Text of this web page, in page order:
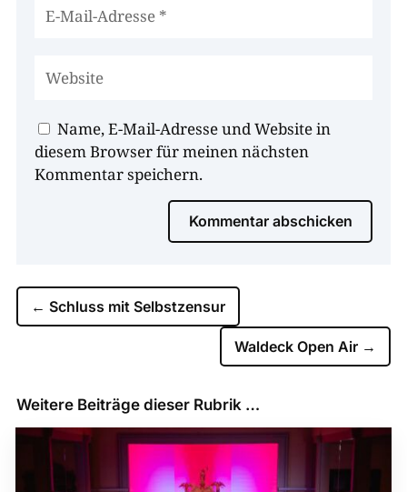
Name, E-Mail-Adresse und Website in
diesem Browser für meinen nächsten
Kommentar speichern.
Kommentar abschicken
← Schluss mit Selbstzensur
Waldeck Open Air →
Weitere Beiträge dieser Rubrik …